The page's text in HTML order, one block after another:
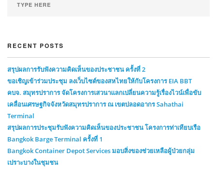
RECENT POSTS
สรุปผลการรับฟังความคิดเห็นของประชาชน ครั้งที่ 2
ขอเชิญเข้าร่วมประชุม ลงเว็บไซต์ของสหไทยให้กับโครงการ EIA BBT
คบจ. สมุทรปราการ จัดโครงการเสวนาแลกเปลี่ยนความรู้เรื่องไวน์เพื่อขับ
เคลื่อนเศรษฐกิจจังหวัดสมุทรปราการ ณ เขตปลอดอากร Sahathai
Terminal
สรุปผลการประชุมรับฟังความคิดเห็นของประชาชน โครงการท่าเทียบเรือ
Bangkok Barge Terminal ครั้งที่ 1
Bangkok Container Depot Services มอบสิ่งของช่วยเหลือผู้ป่วยกลุ่ม
เปราะบางในชุมชน